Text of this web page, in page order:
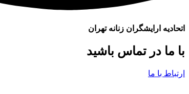
اتحادیه ارایشگران زنانه تهران
با ما در تماس باشید
ارتباط با ما